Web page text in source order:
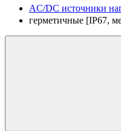
AC/DC источники
герметичные [IP67,